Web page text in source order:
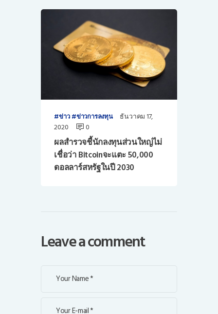
ข่าว ข่าวการลงทุน
ธันวาคม 17,
2020
0
ผลสำรวจชี้นักลงทุนส่วนใหญ่ไม่
เชื่อว่า Bitcoinจะแตะ 50,000
ดอลลาร์สหรัฐในปี 2030
Leave a comment